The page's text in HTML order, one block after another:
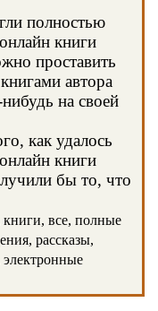
полностью
книги
проставить
автора
на своей
как удалось
книги
бы то, что
все, полные
рассказы,
электронные